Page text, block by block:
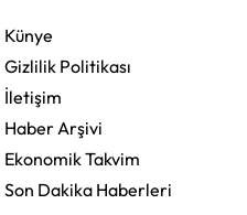
Künye
Gizlilik Politikası
İletişim
Haber Arşivi
Ekonomik Takvim
Son Dakika Haberleri